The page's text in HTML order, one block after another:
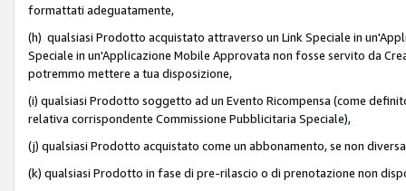
formattati adeguatamente,
(h) qualsiasi Prodotto acquistato attraverso un Link Speciale in
Speciale in un'Applicazione Mobile Approvata non fosse servito da
potremmo mettere a tua disposizione,
(i) qualsiasi Prodotto soggetto ad un Evento Ricompensa (come
relativa corrispondente Commissione Pubblicitaria Speciale),
(j) qualsiasi Prodotto acquistato come un abbonamento, se non
(k) qualsiasi Prodotto in fase di pre-rilascio o di prenotazione non